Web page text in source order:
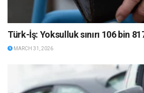
Türk-İş: Yoksulluk sınırı 106 bin
MARCH 31, 2026